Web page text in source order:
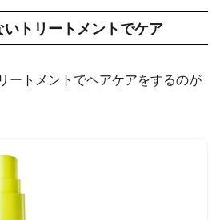
いトリートメントでケア
ートメントでヘアケアをするのが